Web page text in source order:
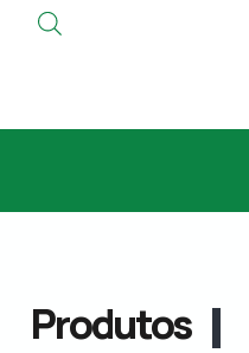
Produtos